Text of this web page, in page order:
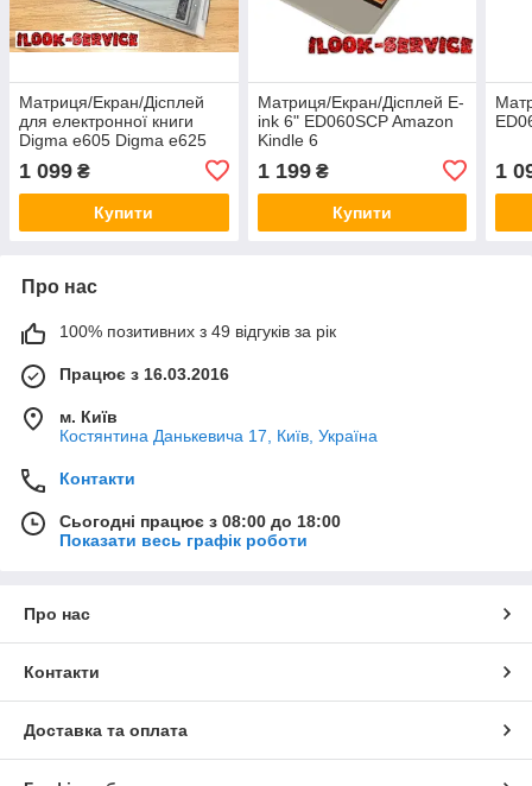
Матриця/Екран/Дісплей
для електронної книги
Digma e605 Digma e625
1 099 ₴
Купити
Матриця/Екран/Дісплей E-
ink 6" ED060SCP Amazon
Kindle 6
1 199₴
Купити
1
Про нас
100% позитивних з 49 відгуків за рік
Працює з 16.03.2016
м. Київ
Костянтина Данькевича 17, Київ, Україна
Контакти
Сьогодні працює з 08:00 до 18:00
Показати весь графік роботи
Про нас
Контакти
Доставка та оплата